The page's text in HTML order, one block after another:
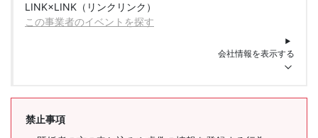
LINK×LINK（リンクリンク）
この事業者のイベントを探す
会社情報を表示する
禁止事項